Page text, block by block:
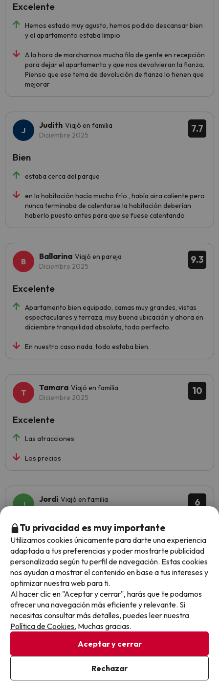
Hemos estado muy agusto, hemos podido descansar bien
y el apartamento estaba limpio
A la hora de marcharnos mucha fila de gente en recepción
para dejar el apartamento y que nos devolvieran la fianza.
Pienso que ese tema de devolución de fianza lo tienen que
mejorar
Excelente
7.7
Judith Viajó en familia
Diciembre 2025
estaba cerca del parque
en la habitación hacía mucho frío , había aira caliente pero
nunca terminaba de calentarse la habitación deberían
haberlo puesto antes para que se fuese calentando
Bien
9.3
Ballarina Viajó en pareja
Diciembre 2025
Apartamento bien equipado, camas muy grandes, vistas
espectaculares y terraza, muy buena ubicación y ahora en
diciembre tranquilidad absoluta, todo perfecto.
En nuestro caso nada, todo estaba bien.
Excelente
10
Tamara Viajó en familia
Diciembre 2025
Las atracciones
Los precios
Excelente
6
Jordi Viajó en familia
Diciembre 2025
Lo mejor las entradas a Port Aventura.
En el hotel no hay nadie antes de las 9 de la mañana. No
nos hicieron la habitacion ningun dia, estuvo la bolsa de
basura 3 dias en la entrada. El baño sucio y con los
metales oxidados.
Normal
Viajó en familia
Tu privacidad es muy importante
Utilizamos cookies únicamente para darte una experiencia
adaptada a tus preferencias y poder mostrarte publicidad
personalizada según tu perfil de navegación. Estas cookies
nos ayudan a mostrar el contenido en base a tus intereses y
optimizar nuestra web para ti.
Al hacer clic en "Aceptar y cerrar", harás que te podamos
ofrecer una navegación más eficiente y relevante. Si
necesitas consultar más detalles, puedes leer nuestra
Política de Cookies. Muchas gracias.
Aceptar y cerrar
Rechazar